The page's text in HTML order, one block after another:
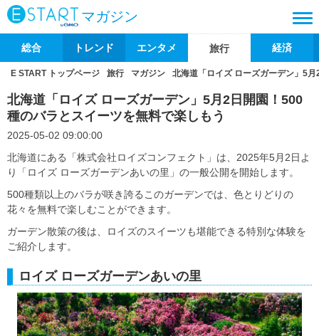
マガジン
総合 トレンド エンタメ 旅行 経済
E START トップページ 旅行 マガジン 北海道「ロイズ ローズガーデン」5
北海道「ロイズ ローズガーデン」5月2日開園！500
種のバラとスイーツを無料で楽しもう
2025-05-02 09:00:00
北海道にある「株式会社ロイズコンフェクト」は、2025年5月2日よ
り「ロイズ ローズガーデンあいの里」の一般公開を開始します。
500種類以上のバラが咲き誇るこのガーデンでは、色とりどりの
花々を無料で楽しむことができます。
ガーデン散策の後は、ロイズのスイーツも堪能できる特別な体験を
ご紹介します。
ロイズ ローズガーデンあいの里